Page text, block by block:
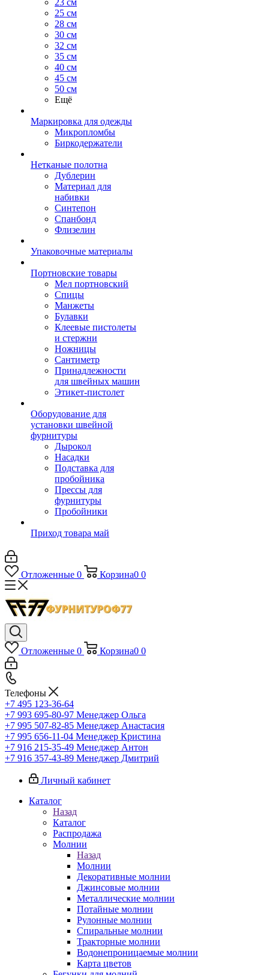
23 см
25 см
28 см
30 см
32 см
35 см
40 см
45 см
50 см
Ещё
Маркировка для одежды
Микропломбы
Биркодержатели
Нетканые полотна
Дублерин
Материал для
набивки
Синтепон
Спанбонд
Флизелин
Упаковочные материалы
Портновские товары
Мел портновский
Спицы
Манжеты
Булавки
Клеевые пистолеты
и стержни
Ножницы
Сантиметр
Принадлежности
для швейных машин
Этикет-пистолет
Оборудование для
установки швейной
фурнитуры
Дырокол
Насадки
Подставка для
пробойника
Прессы для
фурнитуры
Пробойники
Приход товара май
Отложенные 0 Корзина0 0
Отложенные 0 Корзина0 0
Телефоны
+7 495 123-36-64
+7 993 695-80-97 Менеджер Ольга
+7 995 507-82-85 Менеджер Анастасия
+7 995 656-11-04 Менеджер Кристина
+7 916 215-35-49 Менеджер Антон
+7 916 357-43-89 Менеджер Дмитрий
Личный кабинет
Каталог
Назад
Каталог
Распродажа
Молнии
Назад
Молнии
Декоративные молнии
Джинсовые молнии
Металлические молнии
Потайные молнии
Рулонные молнии
Спиральные молнии
Тракторные молнии
Водонепроницаемые молнии
Карта цветов